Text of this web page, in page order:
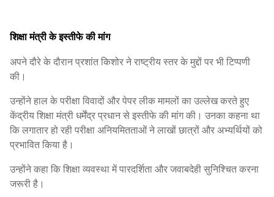
शिक्षा मंत्री के इस्तीफे की मांग
अपने दौरे के दौरान प्रशांत किशोर ने राष्ट्रीय स्तर के मुद्दों पर भी टिप्पणी
की।
उन्होंने हाल के परीक्षा विवादों और पेपर लीक मामलों का उल्लेख करते हुए
केंद्रीय शिक्षा मंत्री धर्मेंद्र प्रधान से इस्तीफे की मांग की। उनका कहना था
कि लगातार हो रही परीक्षा अनियमितताओं ने लाखों छात्रों और अभ्यर्थियों को
प्रभावित किया है।
उन्होंने कहा कि शिक्षा व्यवस्था में पारदर्शिता और जवाबदेही सुनिश्चित करना
जरूरी है।